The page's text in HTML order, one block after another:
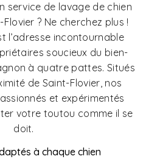
service de lavage de chien
? Ne cherchez plus !
l’adresse incontournable
soucieux du bien-
à quatre pattes. Situés
de Saint-Flovier, nos
et expérimentés
votre toutou comme il se
doit.
à chaque chien